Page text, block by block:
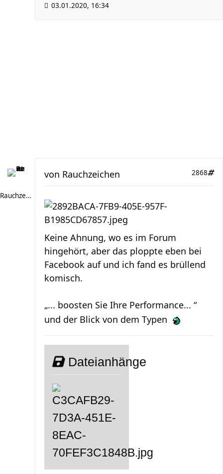
03.01.2020, 16:34
Rauchzeichen
2868
von Rauchzeichen
Keine Ahnung, wo es im Forum
hingehört, aber das ploppte eben bei
Facebook auf und ich fand es brüllend
komisch.
„... boosten Sie Ihre Performance... “
und der Blick von dem Typen
Dateianhänge